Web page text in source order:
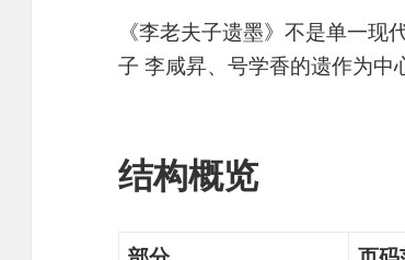
《李老夫子遗墨》不是单一
子 李咸昇、号学香的遗作为中
结构概览